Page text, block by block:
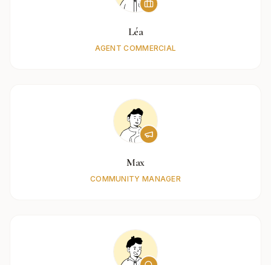
Léa
AGENT COMMERCIAL
Max
COMMUNITY MANAGER